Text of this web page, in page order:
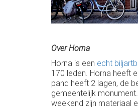
Over Horna
Horna is een echt
170 leden. Horna heeft
pand heeft 2 lagen, de
gemeentelijk
weekend zijn materiaal